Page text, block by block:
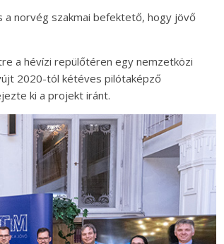
a norvég szakmai befektető, hogy jövő
a hévízi repülőtéren egy nemzetközi
2020-tól kétéves pilótaképző
ki a projekt iránt.